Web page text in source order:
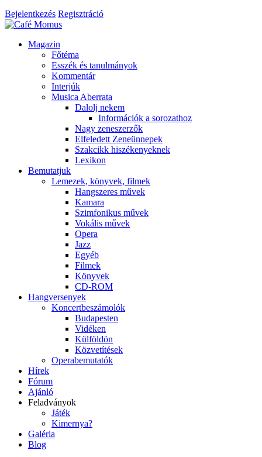
Bejelentkezés Regisztráció
Magazin
Főtéma
Esszék és tanulmányok
Kommentár
Interjúk
Musica Aberrata
Dalolj nekem
Információk a sorozathoz
Nagy zeneszerzők
Elfeledett Zeneünnepek
Szakcikk hiszékenyeknek
Lexikon
Bemutatjuk
Lemezek, könyvek, filmek
Hangszeres művek
Kamara
Szimfonikus művek
Vokális művek
Opera
Jazz
Egyéb
Filmek
Könyvek
CD-ROM
Hangversenyek
Koncertbeszámolók
Budapesten
Vidéken
Külföldön
Közvetítések
Operabemutatók
Hírek
Fórum
Ajánló
Feladványok
Játék
Kimernya?
Galéria
Blog